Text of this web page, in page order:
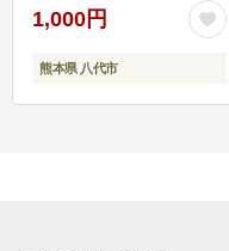
1,000円
熊本県 八代市